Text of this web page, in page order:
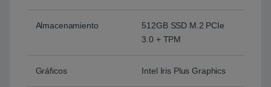
Almacenamiento
512GB SSD M.2 PCIe
3.0 + TPM
Gráficos Intel Iris Plus Graphics